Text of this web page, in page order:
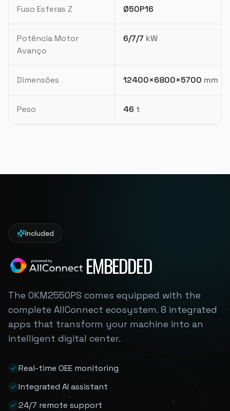
Fuso Esferas Z Ø50P16
Potência Motor
Avanço
6/7/7 kW
Dimensões 12400×6800×5700 mm
Peso 46 t
Included
EMBEDDED
The OKM2550PS comes equipped with the
complete AllConnect ecosystem. 8 integrated
apps that transform your machine into an
intelligent digital center.
Real-time OEE monitoring
Integrated AI assistant
24/7 remote support